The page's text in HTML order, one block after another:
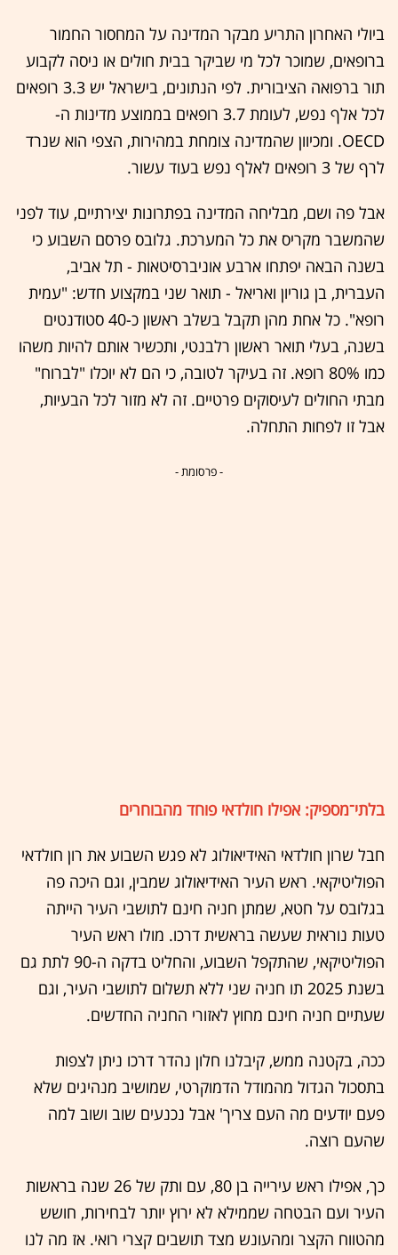
ביולי האחרון התריע מבקר המדינה על המחסור החמור
ברופאים, שמוכר לכל מי שביקר בבית חולים או ניסה לקבוע
תור ברפואה הציבורית. לפי הנתונים, בישראל יש 3.3 רופאים
לכל אלף נפש, לעומת 3.7 רופאים בממוצע מדינות ה-
OECD. ומכיוון שהמדינה צומחת במהירות, הצפי הוא שנרד
לרף של 3 רופאים לאלף נפש בעוד עשור.
אבל פה ושם, מבליחה המדינה בפתרונות יצירתיים, עוד לפני
שהמשבר מקריס את כל המערכת. גלובס פרסם השבוע כי
בשנה הבאה יפתחו ארבע אוניברסיטאות - תל אביב,
העברית, בן גוריון ואריאל - תואר שני במקצוע חדש: "עמית
רופא". כל אחת מהן תקבל בשלב ראשון כ-40 סטודנטים
בשנה, בעלי תואר ראשון רלבנטי, ותכשיר אותם להיות משהו
כמו 80% רופא. זה בעיקר לטובה, כי הם לא יוכלו "לברוח"
מבתי החולים לעיסוקים פרטיים. זה לא מזור לכל הבעיות,
אבל זו לפחות התחלה.
- פרסומת -
בלתי־מספיק: אפילו חולדאי פוחד מהבוחרים
חבל שרון חולדאי האידיאולוג לא פגש השבוע את רון חולדאי
הפוליטיקאי. ראש העיר האידיאולוג שמבין, וגם היכה פה
בגלובס על חטא, שמתן חניה חינם לתושבי העיר הייתה
טעות נוראית שעשה בראשית דרכו. מולו ראש העיר
הפוליטיקאי, שהתקפל השבוע, והחליט בדקה ה-90 לתת גם
בשנת 2025 תו חניה שני ללא תשלום לתושבי העיר, וגם
שעתיים חניה חינם מחוץ לאזורי החניה החדשים.
ככה, בקטנה ממש, קיבלנו חלון נהדר דרכו ניתן לצפות
בתסכול הגדול מהמודל הדמוקרטי, שמושיב מנהיגים שלא
פעם יודעים מה העם צריך' אבל נכנעים שוב ושוב למה
שהעם רוצה.
כך, אפילו ראש עירייה בן 80, עם ותק של 26 שנה בראשות
העיר ועם הבטחה שממילא לא ירוץ יותר לבחירות, חושש
מהטווח הקצר ומהעונש מצד תושבים קצרי רואי. אז מה לנו